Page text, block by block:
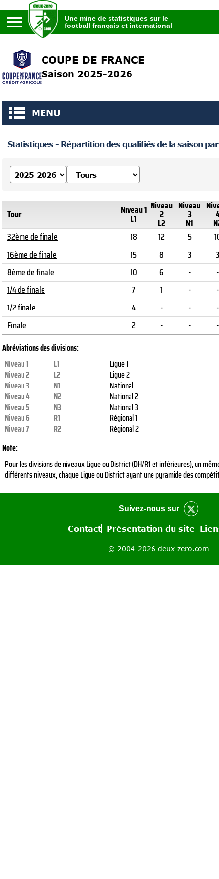
football français et international
Une mine de statistiques sur le
football français et international
COUPE DE FRANCE
Saison 2025-2026
MENU
Statistiques - Répartition des qualifiés de la saison
Tour Niveau 1
L1
Niveau
2
L2
Niveau
3
N1
4
32ème de finale
18 12 5
16ème de finale
15 8 3
3
8ème de finale
10 6 -
-
1/4 de finale
7 1 -
-
1/2 finale
4 - -
-
Finale
2 - - -
Abréviations des divisions:
Niveau 1
L1
Ligue 1
Niveau 2
L2
Ligue 2
Niveau 3
N1
National
Niveau 4
N2
National 2
Niveau 5
N3
National 3
Niveau 6
R1
Régional 1
Niveau 7
R2
Régional 2
Note:
Pour les divisions de niveaux Ligue ou District (DH/R1 et inférieures), un
différents niveaux, chaque Ligue ou District ayant une pyramide des
Suivez-nous sur
Contact Présentation du site
© 2004-2026 deux-zero.com